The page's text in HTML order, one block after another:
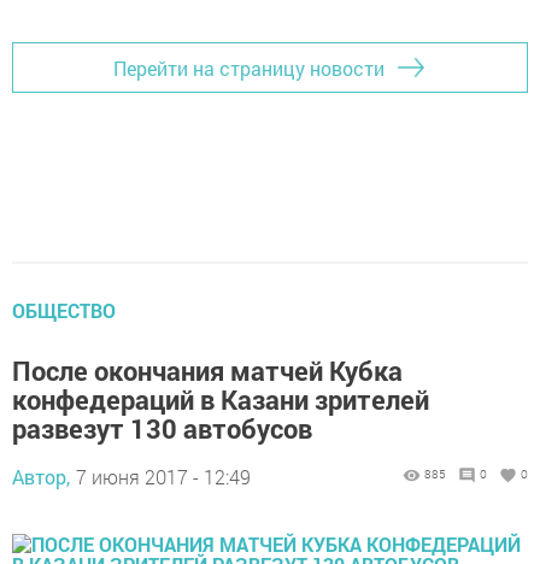
Перейти на страницу новости
ОБЩЕСТВО
После окончания матчей Кубка
конфедераций в Казани зрителей
развезут 130 автобусов
Автор, 7 июня 2017 - 12:49 885 0 0